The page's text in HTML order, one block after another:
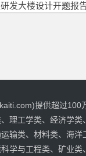
发大楼设计开题报
提供超过100
理工学类、经济学类
输类、材料类、海洋
学与工程类、矿业类